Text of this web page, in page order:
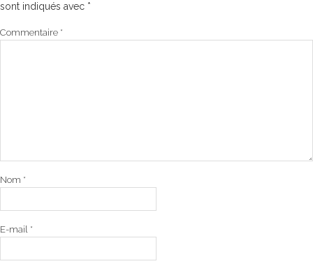
sont indiqués avec *
Commentaire *
Nom *
E-mail *